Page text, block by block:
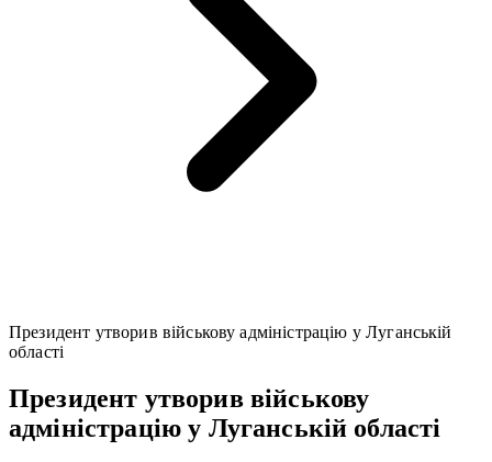
Президент утворив військову адміністрацію у Луганській
області
Президент утворив військову
адміністрацію у Луганській області